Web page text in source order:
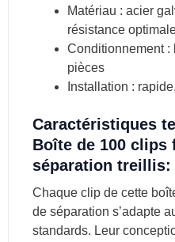
Matériau : acier
résistance
Conditionnement :
pièces
Installation :
Caractéristiques
Boîte de 100
séparation treillis:
Chaque clip de cette
de séparation s’adapte
standards. Leur